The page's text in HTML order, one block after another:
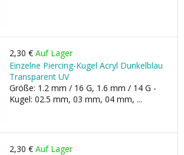
2,30 € Auf Lager
Einzelne Piercing-Kugel Acryl Dunkelblau
Transparent UV
Größe: 1.2 mm / 16 G, 1.6 mm / 14 G -
Kugel: 02.5 mm, 03 mm, 04 mm, ...
2,30 € Auf Lager